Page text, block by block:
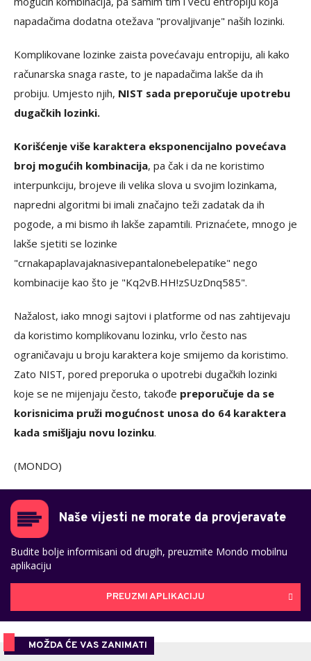
napadačima dodatna otežava "provaljivanje" naših lozinki.
Komplikovane lozinke zaista povećavaju entropiju, ali kako
računarska snaga raste, to je napadačima lakše da ih
probiju. Umjesto njih, NIST sada preporučuje upotrebu
dugačkih lozinki.
Korišćenje više karaktera eksponencijalno povećava
broj mogućih kombinacija, pa čak i da ne koristimo
interpunkciju, brojeve ili velika slova u svojim lozinkama,
napredni algoritmi bi imali značajno teži zadatak da ih
pogode, a mi bismo ih lakše zapamtili. Priznaćete, mnogo je
lakše sjetiti se lozinke
"crnakapaplavajaknasivepantalonebelepatike" nego
kombinacije kao što je "Kq2vB.HH!zSUzDnq585".
Nažalost, iako mnogi sajtovi i platforme od nas zahtijevaju
da koristimo komplikovanu lozinku, vrlo često nas
ograničavaju u broju karaktera koje smijemo da koristimo.
Zato NIST, pored preporuka o upotrebi dugačkih lozinki
koje se ne mijenjaju često, takođe preporučuje da se
korisnicima pruži mogućnost unosa do 64 karaktera
kada smišljaju novu lozinku.
(MONDO)
Naše vijesti ne morate da provjeravate
Budite bolje informisani od drugih, preuzmite Mondo mobilnu
aplikaciju
PREUZMI APLIKACIJU
MOŽDA ĆE VAS ZANIMATI